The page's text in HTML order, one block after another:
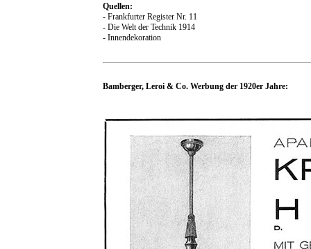
Quellen:
- Frankfurter Register Nr. 11
- Die Welt der Technik 1914
- Innendekoration
Bamberger, Leroi & Co. Werbung der 1920er Jahre: